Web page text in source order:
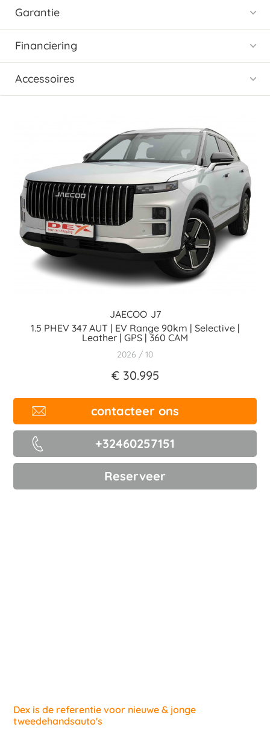
Garantie
Financiering
Accessoires
JAECOO J7
1.5 PHEV 347 AUT | EV Range 90km | Selective |
Leather | GPS | 360 CAM
2026 10
€ 30.995
contacteer ons
+32460257151
Reserveer
Dex is de referentie voor nieuwe & jonge
tweedehandsauto's